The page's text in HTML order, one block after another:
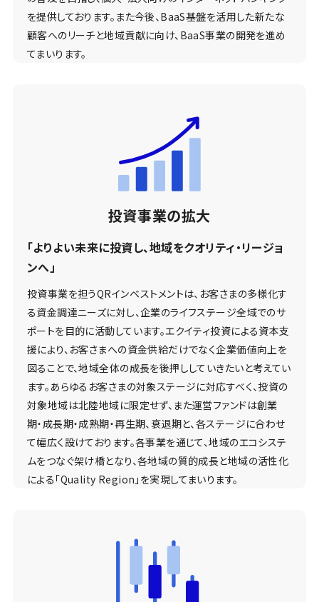
を提供しております。また今後、BaaS基盤を活用した新たな
顧客へのリーチと地域貢献に向け、BaaS事業の開発を進め
てまいります。
投資事業の拡大
「よりよい未来に投資し、地域をクオリティ・リージョ
ンへ」
投資事業を担うQRインベストメントは、お客さまの多様化す
る資金調達ニーズに対し、企業のライフステージ全域でのサ
ポートを目的に活動しています。エクイティ投資による資本支
援により、お客さまへの資金供給だけでなく企業価値向上を
図ることで、地域全体の成長を後押ししていきたいと考えてい
ます。あらゆるお客さまの対象ステージに対応すべく、投資の
対象地域は北陸地域に限定せず、また運営ファンドは創業
期・成長期・成熟期・再生期、衰退期と、各ステージに合わせ
て幅広く設けております。各事業を通じて、地域のエコシステ
ムをつなぐ架け橋となり、各地域の質的成長と地域の活性化
による「Quality Region」を実現してまいります。